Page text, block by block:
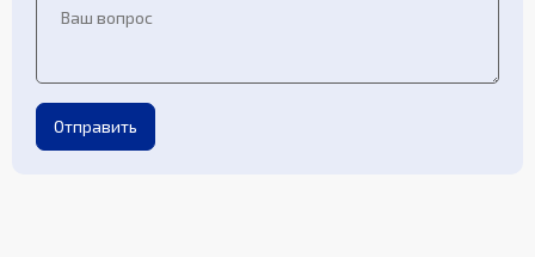
Отправить